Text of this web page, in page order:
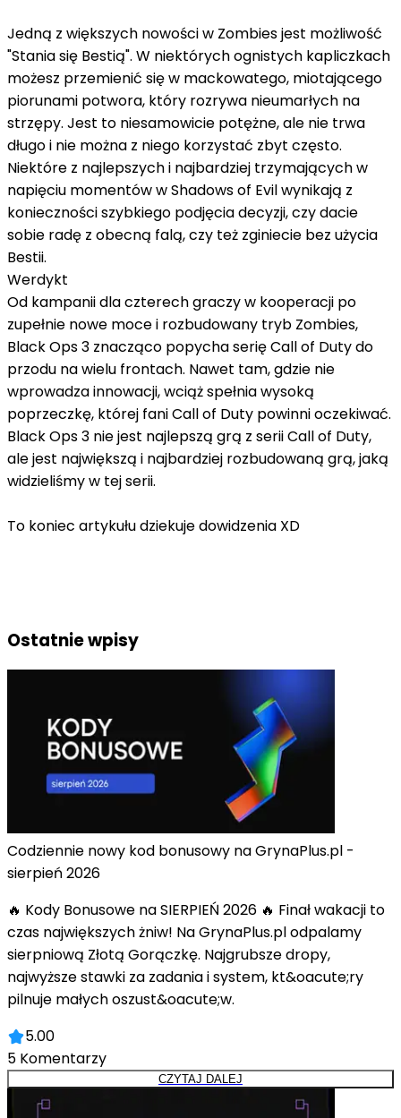
Jedną z większych nowości w Zombies jest możliwość
"Stania się Bestią". W niektórych ognistych kapliczkach
możesz przemienić się w mackowatego, miotającego
piorunami potwora, który rozrywa nieumarłych na
strzępy. Jest to niesamowicie potężne, ale nie trwa
długo i nie można z niego korzystać zbyt często.
Niektóre z najlepszych i najbardziej trzymających w
napięciu momentów w Shadows of Evil wynikają z
konieczności szybkiego podjęcia decyzji, czy dacie
sobie radę z obecną falą, czy też zginiecie bez użycia
Bestii.
Werdykt
Od kampanii dla czterech graczy w kooperacji po
zupełnie nowe moce i rozbudowany tryb Zombies,
Black Ops 3 znacząco popycha serię Call of Duty do
przodu na wielu frontach. Nawet tam, gdzie nie
wprowadza innowacji, wciąż spełnia wysoką
poprzeczkę, której fani Call of Duty powinni oczekiwać.
Black Ops 3 nie jest najlepszą grą z serii Call of Duty,
ale jest największą i najbardziej rozbudowaną grą, jaką
widzieliśmy w tej serii.
To koniec artykułu dziekuje dowidzenia XD
Ostatnie wpisy
Codziennie nowy kod bonusowy na GrynaPlus.pl -
sierpień 2026
🔥 Kody Bonusowe na SIERPIEŃ 2026 🔥 Finał wakacji to
czas największych żniw! Na GrynaPlus.pl odpalamy
sierpniową Złotą Gorączkę. Najgrubsze dropy,
najwyższe stawki za zadania i system, kt&oacute;ry
pilnuje małych oszust&oacute;w.
5.00
5 Komentarzy
CZYTAJ DALEJ